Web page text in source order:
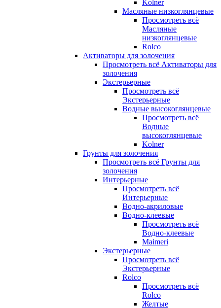
Kolner
Масляные низкоглянцевые
Просмотреть всё
Масляные
низкоглянцевые
Rolco
Активаторы для золочения
Просмотреть всё Активаторы для
золочения
Экстерьерные
Просмотреть всё
Экстерьерные
Водные высокоглянцевые
Просмотреть всё
Водные
высокоглянцевые
Kolner
Грунты для золочения
Просмотреть всё Грунты для
золочения
Интерьерные
Просмотреть всё
Интерьерные
Водно-акриловые
Водно-клеевые
Просмотреть всё
Водно-клеевые
Maimeri
Экстерьерные
Просмотреть всё
Экстерьерные
Rolco
Просмотреть всё
Rolco
Желтые